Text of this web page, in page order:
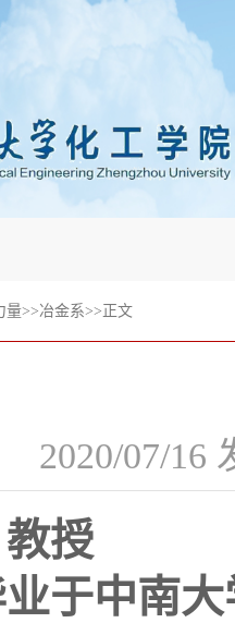
量>>冶金系>> 正文
2020/07/16
教授
于中南大